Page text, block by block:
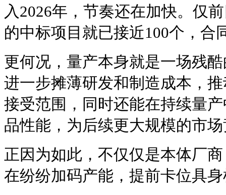
入2026年，节奏还在加快。仅
的中标项目就已接近100个，合
更何况，量产本身就是一场残
进一步摊薄研发和制造成本，
接受范围，同时还能在持续量
品性能，为后续更大规模的市
正因为如此，不仅仅是本体厂
在纷纷加码产能，提前卡位具